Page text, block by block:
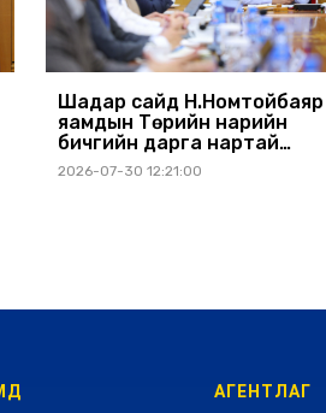
Шадар сайд Н.Номтойбаяр
яамдын Төрийн нарийн
бичгийн дарга нартай
шуурхай хуралдлаа
2026-07-30 12:21:00
АГЕНТЛАГ